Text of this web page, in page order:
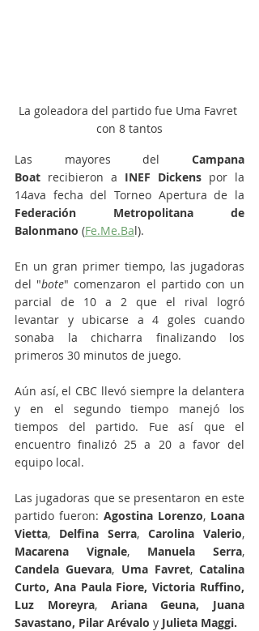
La goleadora del partido fue Uma Favret
con 8 tantos
Las mayores del Campana
Boat recibieron a INEF Dickens por la
Federación Metropolitana de
Balonmano (Fe.Me.Bal).
En un gran primer tiempo, las jugadoras
del "bote" comenzaron el partido con un
parcial de 10 a 2 que el rival logró
levantar y ubicarse a 4 goles cuando
sonaba la chicharra finalizando los
primeros 30 minutos de juego.
Aún así, el CBC llevó siempre la delantera
y en el segundo tiempo manejó los
tiempos del partido. Fue así que el
encuentro finalizó 25 a 20 a favor del
equipo local.
Las jugadoras que se presentaron en este
partido fueron: Agostina Lorenzo, Loana
Vietta, Delfina Serra, Carolina Valerio
Macarena Vignale, Manuela Serra
Candela Guevara, Uma Favret, Catalina
Curto, Ana Paula Fiore, Victoria Ruffino,
Luz Moreyra, Ariana Geuna, Juana
Savastano, Pilar Arévalo y Julieta Maggi.